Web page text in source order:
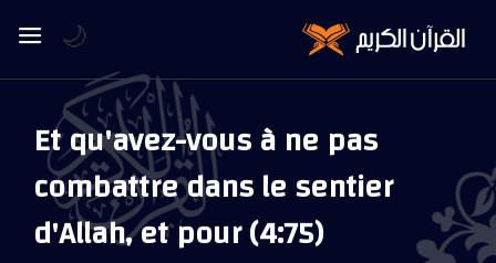
Et qu'avez-vous à ne pas
combattre dans le sentier
d'Allah, et pour (4:75)
🌙